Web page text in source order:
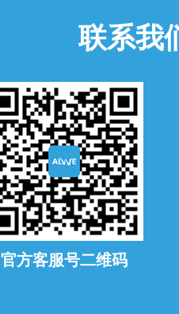
联系我
官方客服号二维码